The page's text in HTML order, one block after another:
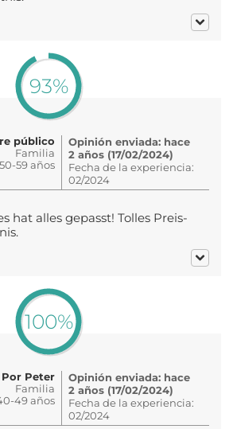
93%
público
Familia
50-59 años
Opinión enviada: hace
2 años (17/02/2024)
Fecha de la experiencia:
02/2024
hat alles gepasst! Tolles Preis-
100%
Por Peter
Familia
49 años
Opinión enviada: hace
2 años (17/02/2024)
Fecha de la experiencia:
02/2024